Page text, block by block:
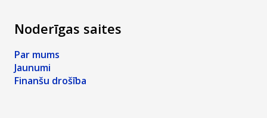
Noderīgas saites
Par mums
Jaunumi
Finanšu drošība